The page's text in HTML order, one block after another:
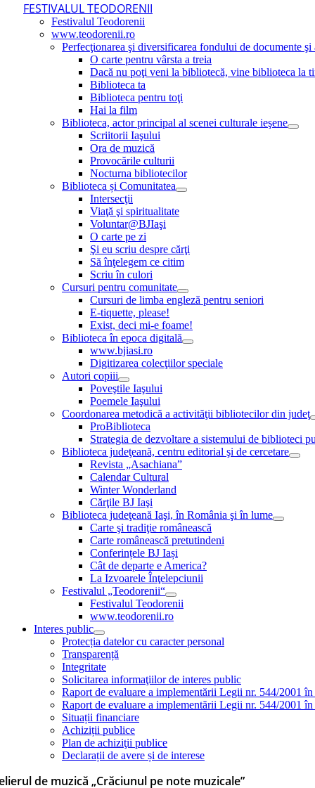
FESTIVALUL TEODORENII
Festivalul Teodorenii
www.teodorenii.ro
Perfecţionarea şi diversificarea fondului de documente
O carte pentru vârsta a treia
Dacă nu poţi veni la bibliotecă, vine biblioteca la
Biblioteca ta
Biblioteca pentru toţi
Hai la film
Biblioteca, actor principal al scenei culturale ieşene
Scriitorii Iaşului
Ora de muzică
Provocările culturii
Nocturna bibliotecilor
Biblioteca și Comunitatea
Intersecţii
Viaţă şi spiritualitate
Voluntar@BJIaşi
O carte pe zi
Şi eu scriu despre cărţi
Să înţelegem ce citim
Scriu în culori
Cursuri pentru comunitate
Cursuri de limba engleză pentru seniori
E-tiquette, please!
Exist, deci mi-e foame!
Biblioteca în epoca digitală
www.bjiasi.ro
Digitizarea colecţiilor speciale
Autori copiii
Poveştile Iaşului
Poemele Iaşului
Coordonarea metodică a activităţii bibliotecilor din judeţ
ProBiblioteca
Strategia de dezvoltare a sistemului de biblioteci
Biblioteca judeţeană, centru editorial şi de cercetare
Revista „Asachiana”
Calendar Cultural
Winter Wonderland
Cărţile BJ Iaşi
Biblioteca judeţeană Iaşi, în România şi în lume
Carte şi tradiţie românească
Carte românească pretutindeni
Conferințele BJ Iași
Cât de departe e America?
La Izvoarele Înţelepciunii
Festivalul „Teodorenii“
Festivalul Teodorenii
www.teodorenii.ro
Interes public
Protecția datelor cu caracter personal
Transparență
Integritate
Solicitarea informaţiilor de interes public
Raport de evaluare a implementării Legii nr. 544/2001
Raport de evaluare a implementării Legii nr. 544/2001
Situații financiare
Achiziții publice
Plan de achiziţii publice
Declarații de avere și de interese
de muzică „Crăciunul pe note muzicale”